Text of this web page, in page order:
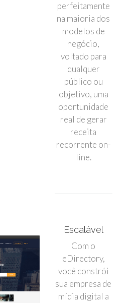
perfeitamente
na maioria dos
modelos de
negócio,
voltado para
qualquer
público ou
objetivo, uma
oportunidade
real de gerar
receita
recorrente on-
line.
Escalável
Com o
eDirectory,
você constrói
sua empresa de
mídia digital a